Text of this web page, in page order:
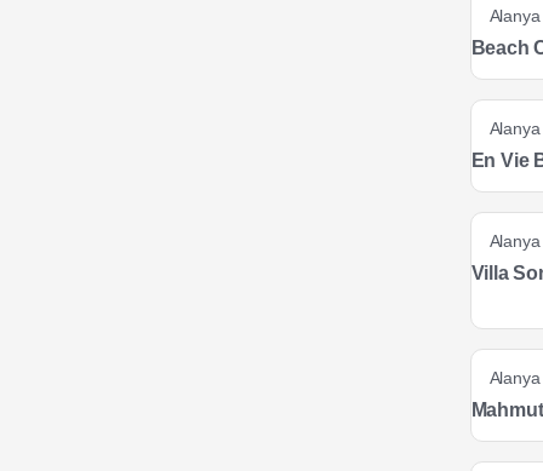
Alanya
Beach
Alanya
En Vie
Alanya
Villa
Alanya